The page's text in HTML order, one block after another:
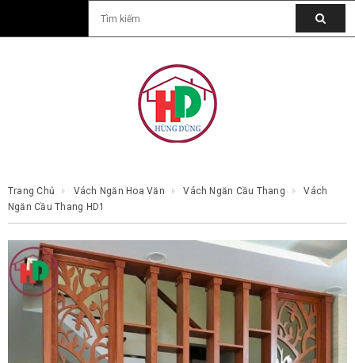
Trang Chủ Vách Ngăn Hoa Văn Vách Ngăn Cầu Thang
Vách
Ngăn Cầu Thang HD1